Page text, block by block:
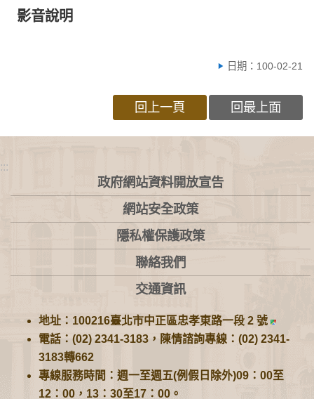
影音說明
日期：100-02-21
回上一頁 回最上面
:::
政府網站資料開放宣告
網站安全政策
隱私權保護政策
聯絡我們
交通資訊
地址：100216臺北市中正區忠孝東路一段 2 號
電話：(02) 2341-3183，陳情諮詢專線：(02) 2341-
3183轉662
專線服務時間：週一至週五(例假日除外)09：00至
12：00，13：30至17：00。